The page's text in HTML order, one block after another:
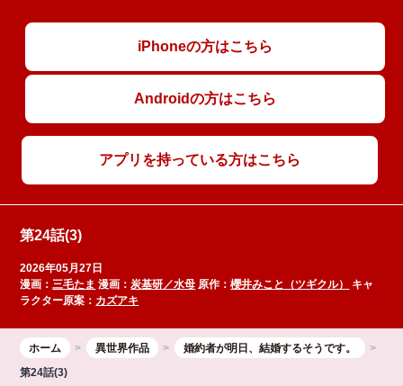
iPhoneの方はこちら
Androidの方はこちら
アプリを持っている方はこちら
第24話(3)
2026年05月27日
漫画：三毛たま 漫画：炭基研／水母 原作：櫻井みこと（ツギクル）
キャ
ラクター原案： カズアキ
ホーム 異世界作品
婚約者が明日、結婚するそうです。
第24話(3)